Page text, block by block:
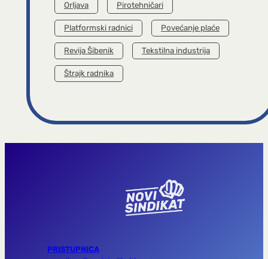
Orljava Pirotehničari
Platformski radnici Povećanje plaće
Revija Šibenik Tekstilna industrija
Štrajk radnika
PRISTUPNICA